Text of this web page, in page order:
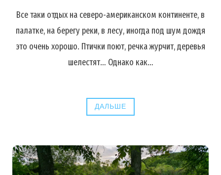
Все таки отдых на северо-американском континенте, в
палатке, на берегу реки, в лесу, иногда под шум дождя
это очень хорошо. Птички поют, речка журчит, деревья
шелестят… Однако как…
ДАЛЬШЕ